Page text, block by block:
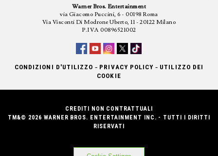
Warner Bros. Entertainment
via Giacomo Puccini, 6 - 00198 Roma
Via Visconti Di Modrone Uberto, 11 - 20122 Milano
P.IVA 00896521002
CONDIZIONI D'UTILIZZO - PRIVACY POLICY - UTILIZZO DEI
COOKIE
CREDITI NON CONTRATTUALI
TM&© 2026 WARNER BROS. ENTERTAINMENT INC. - TUTTI I DIRITTI
RISERVATI